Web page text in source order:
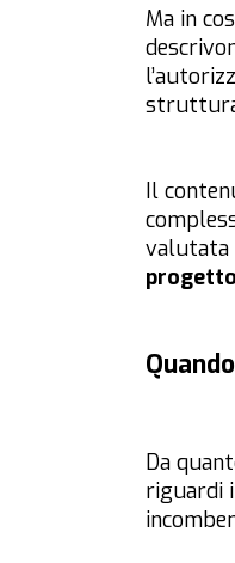
Ma in
Il
valutata
Da
riguardi